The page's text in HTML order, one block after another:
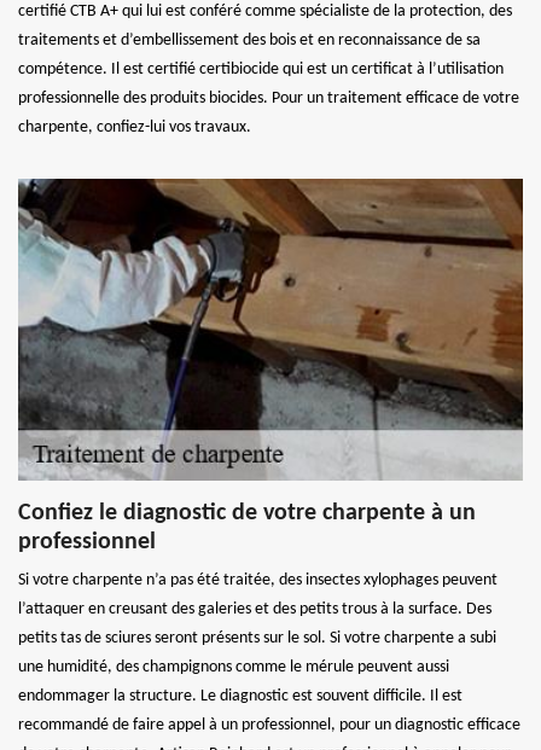
certifié CTB A+ qui lui est conféré comme spécialiste de la protection, des
traitements et d’embellissement des bois et en reconnaissance de sa
compétence. Il est certifié certibiocide qui est un certificat à l’utilisation
professionnelle des produits biocides. Pour un traitement efficace de votre
charpente, confiez-lui vos travaux.
Confiez le diagnostic de votre charpente à un
professionnel
Si votre charpente n’a pas été traitée, des insectes xylophages peuvent
l’attaquer en creusant des galeries et des petits trous à la surface. Des
petits tas de sciures seront présents sur le sol. Si votre charpente a subi
une humidité, des champignons comme le mérule peuvent aussi
endommager la structure. Le diagnostic est souvent difficile. Il est
recommandé de faire appel à un professionnel, pour un diagnostic efficace